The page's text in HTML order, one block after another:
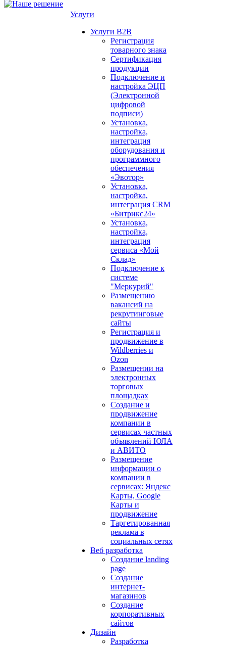
Услуги
Услуги B2B
Регистрация
товарного знака
Сертификация
продукции
Подключение и
настройка ЭЦП
(Электронной
цифровой
подписи)
Установка,
настройка,
интеграция
оборудования и
программного
обеспечения
«Эвотор»
Установка,
настройка,
интеграция CRM
«Битрикс24»
Установка,
настройка,
интеграция
сервиса «Мой
Склад»
Подключение к
системе
"Меркурий"
Размещению
вакансий на
рекрутинговые
сайты
Регистрация и
продвижение в
Wildberries и
Ozon
Размещении на
электронных
торговых
площадках
Создание и
продвижение
компании в
сервисах частных
объявлений ЮЛА
и АВИТО
Размещение
информации о
компании в
сервисах: Яндекс
Карты, Google
Карты и
продвижение
Таргетированная
реклама в
социальных сетях
Веб разработка
Создание landing
page
Создание
интернет-
магазинов
Создание
корпоративных
сайтов
Дизайн
Разработка